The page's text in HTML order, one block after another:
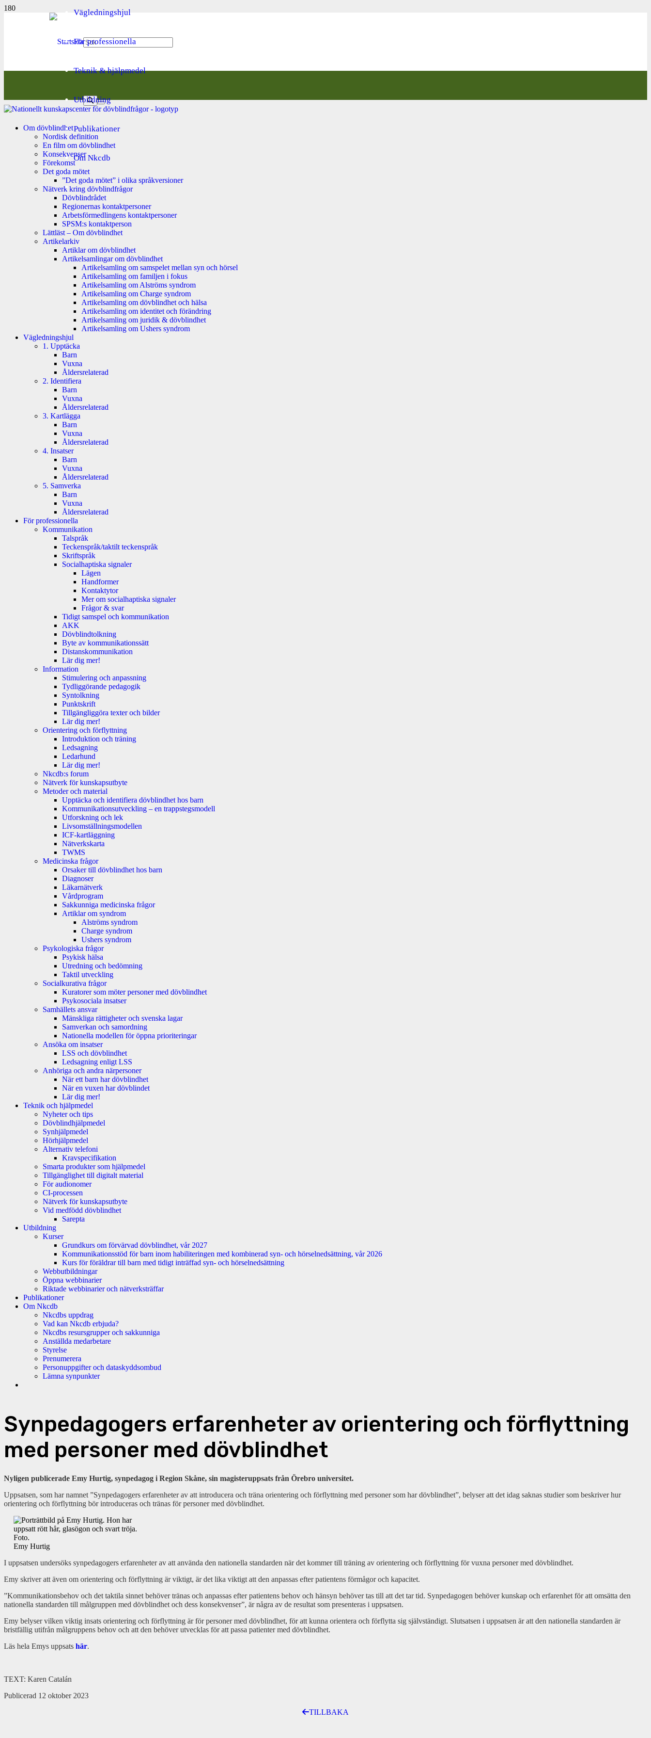
Vägledningshjul
För professionella
Teknik & hjälpmedel
Utbildning
Publikationer
Om Nkcdb
Om dövblindhet
Nordisk definition
En film om dövblindhet
Konsekvenser
Förekomst
Det goda mötet
”Det goda mötet” i olika språkversioner
Nätverk kring dövblindfrågor
Dövblindrådet
Regionernas kontaktpersoner
Arbetsförmedlingens kontaktpersoner
SPSM:s kontaktperson
Lättläst – Om dövblindhet
Artikelarkiv
Artiklar om dövblindhet
Artikelsamlingar om dövblindhet
Artikelsamling om samspelet mellan syn och hörsel
Artikelsamling om familjen i fokus
Artikelsamling om Alströms syndrom
Artikelsamling om Charge syndrom
Artikelsamling om dövblindhet och hälsa
Artikelsamling om identitet och förändring
Artikelsamling om juridik & dövblindhet
Artikelsamling om Ushers syndrom
Vägledningshjul
1. Upptäcka
Barn
Vuxna
Åldersrelaterad
2. Identifiera
Barn
Vuxna
Åldersrelaterad
3. Kartlägga
Barn
Vuxna
Åldersrelaterad
4. Insatser
Barn
Vuxna
Åldersrelaterad
5. Samverka
Barn
Vuxna
Åldersrelaterad
För professionella
Kommunikation
Talspråk
Teckenspråk/taktilt teckenspråk
Skriftspråk
Socialhaptiska signaler
Lägen
Handformer
Kontaktytor
Mer om socialhaptiska signaler
Frågor & svar
Tidigt samspel och kommunikation
AKK
Dövblindtolkning
Byte av kommunikationssätt
Distanskommunikation
Lär dig mer!
Information
Stimulering och anpassning
Tydliggörande pedagogik
Syntolkning
Punktskrift
Tillgängliggöra texter och bilder
Lär dig mer!
Orientering och förflyttning
Introduktion och träning
Ledsagning
Ledarhund
Lär dig mer!
Nkcdb:s forum
Nätverk för kunskapsutbyte
Metoder och material
Upptäcka och identifiera dövblindhet hos barn
Kommunikationsutveckling – en trappstegsmodell
Utforskning och lek
Livsomställningsmodellen
ICF-kartläggning
Nätverkskarta
TWMS
Medicinska frågor
Orsaker till dövblindhet hos barn
Diagnoser
Läkarnätverk
Vårdprogram
Sakkunniga medicinska frågor
Artiklar om syndrom
Alströms syndrom
Charge syndrom
Ushers syndrom
Psykologiska frågor
Psykisk hälsa
Utredning och bedömning
Taktil utveckling
Socialkurativa frågor
Kuratorer som möter personer med dövblindhet
Psykosociala insatser
Samhällets ansvar
Mänskliga rättigheter och svenska lagar
Samverkan och samordning
Nationella modellen för öppna prioriteringar
Ansöka om insatser
LSS och dövblindhet
Ledsagning enligt LSS
Anhöriga och andra närpersoner
När ett barn har dövblindhet
När en vuxen har dövblindet
Lär dig mer!
Teknik och hjälpmedel
Nyheter och tips
Dövblindhjälpmedel
Synhjälpmedel
Hörhjälpmedel
Alternativ telefoni
Kravspecifikation
Smarta produkter som hjälpmedel
Tillgänglighet till digitalt material
För audionomer
CI-processen
Nätverk för kunskapsutbyte
Vid medfödd dövblindhet
Sarepta
Utbildning
Kurser
Grundkurs om förvärvad dövblindhet, vår 2027
Kommunikationsstöd för barn inom habiliteringen med kombinerad syn- och hörselnedsättning, vår 2026
Kurs för föräldrar till barn med tidigt inträffad syn- och hörselnedsättning
Webbutbildningar
Öppna webbinarier
Riktade webbinarier och nätverksträffar
Publikationer
Om Nkcdb
Nkcdbs uppdrag
Vad kan Nkcdb erbjuda?
Nkcdbs resursgrupper och sakkunniga
Anställda medarbetare
Styrelse
Prenumerera
Personuppgifter och dataskyddsombud
Lämna synpunkter
Synpedagogers erfarenheter av orientering och förflyttning
med personer med dövblindhet
Nyligen publicerade Emy Hurtig, synpedagog i Region Skåne, sin magisteruppsats från Örebro universitet.
Uppsatsen, som har namnet ”Synpedagogers erfarenheter av att introducera och träna orientering och förflyttning med personer som har dövblindhet”, belyser att det idag saknas studier som beskriver hur
orientering och förflyttning bör introduceras och tränas för personer med dövblindhet.
Emy Hurtig
I uppsatsen undersöks synpedagogers erfarenheter av att använda den nationella standarden när det kommer till träning av orientering och förflyttning för vuxna personer med dövblindhet.
Emy skriver att även om orientering och förflyttning är viktigt, är det lika viktigt att den anpassas efter patientens förmågor och kapacitet.
”Kommunikationsbehov och det taktila sinnet behöver tränas och anpassas efter patientens behov och hänsyn behöver tas till att det tar tid. Synpedagogen behöver kunskap och erfarenhet för att omsätta den
nationella standarden till målgruppen med dövblindhet och dess konsekvenser”, är några av de resultat som presenteras i uppsatsen.
Emy belyser vilken viktig insats orientering och förflyttning är för personer med dövblindhet, för att kunna orientera och förflytta sig självständigt. Slutsatsen i uppsatsen är att den nationella standarden är
bristfällig utifrån målgruppens behov och att den behöver utvecklas för att passa patienter med dövblindhet.
Läs hela Emys uppsats här.
TEXT: Karen Catalán
Publicerad 12 oktober 2023
TILLBAKA